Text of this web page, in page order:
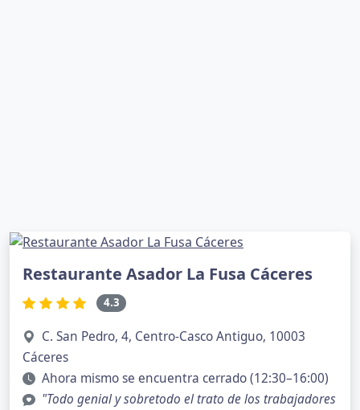
Restaurante Asador La Fusa Cáceres
4.3
C. San Pedro, 4, Centro-Casco Antiguo, 10003
Cáceres
Ahora mismo se encuentra cerrado (12:30–16:00)
"Todo genial y sobretodo el trato de los trabajadores